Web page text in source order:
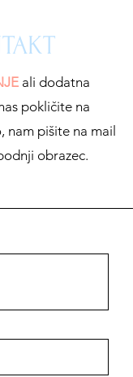
ali dodatna
pokličite na
nam pišite na mail
obrazec.